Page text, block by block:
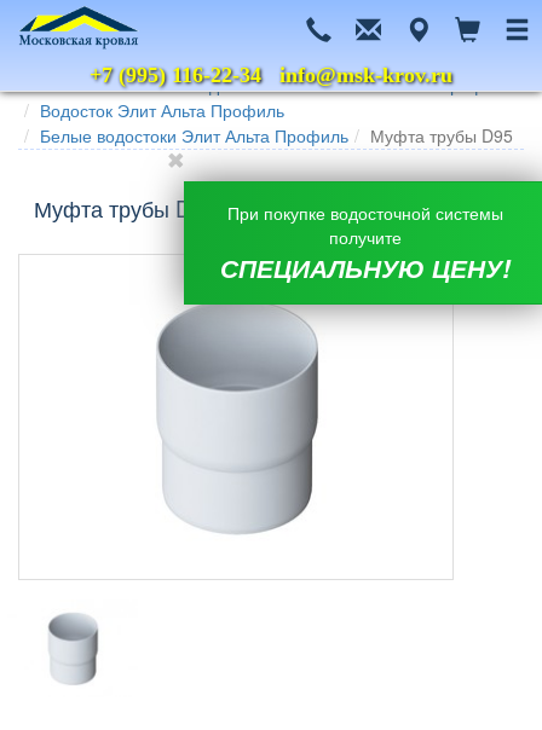
+7 (995) 116-22-34info@msk-krov.ru
Главная Каталог Водосточные системы
Альта Профиль
Водосток Элит Альта Профиль
Белые водостоки Элит Альта Профиль
Муфта трубы D95
Муфта трубы D95 Элит Альта Профиль, белая
При покупке водосточной системы
получите
СПЕЦИАЛЬНУЮ ЦЕНУ!